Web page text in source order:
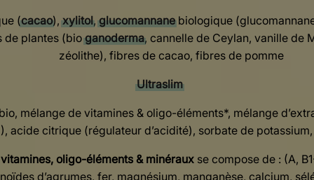
(cacao),xylitol,glucomannanebiologique
de plantes (bioganoderma, cannelle de Ceylan, vanille de
zéolithe), fibres de cacao, fibres de pomme
Ultraslim
mélange de vitamines & oligo-éléments*, mélange
acide citrique (régulateur d’acidité), sorbate de
oligo-éléments & minéraux se compose de : (A,
d’agrumes, fer, magnésium, manganèse, calcium,